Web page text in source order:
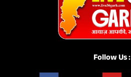
Follow Us :